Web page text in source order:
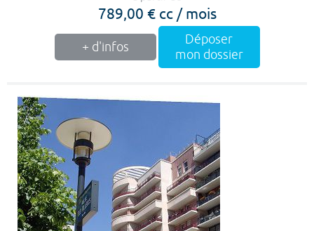
789,00 € cc / mois
+ d'infos
Déposer
mon dossier